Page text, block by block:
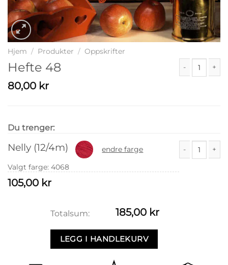
Hjem / Produkter / Oppskrifter
Hefte 48
80,00 kr
Du trenger:
Nelly (12/4m)
endre farge
Valgt farge: 4068
105,00 kr
Totalsum: 185,00 kr
LEGG I HANDLEKURV